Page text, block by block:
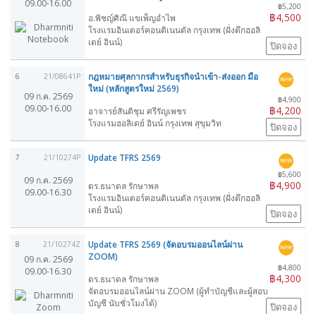
09.00-16.00
฿5,200
฿4,500
อ.พิชญ์ศิณี แขเพ็ญอำไพ
โรงแรมอินเตอร์คอนติเนนตัล กรุงเทพ (ฝั่งตึกฮอลิ
เดย์ อินน์)
ปิดจอง
6 21/08641P
09 ก.ค. 2569
09.00-16.00
กฎหมายศุลกากรสำหรับธุรกิจนำเข้า-ส่งออก มือ
ใหม่ (หลักสูตรใหม่ 2569)
฿4,900
฿4,200
อาจารย์สันติชุม ศรีรัญเพชร
โรงแรมฮอลิเดย์ อินน์ กรุงเทพ สุขุมวิท
ปิดจอง
7 21/10274P
09 ก.ค. 2569
09.00-16.30
Update TFRS 2569
฿5,600
฿4,900
ดร.ธนาดล รักษาพล
โรงแรมอินเตอร์คอนติเนนตัล กรุงเทพ (ฝั่งตึกฮอลิ
เดย์ อินน์)
ปิดจอง
8 21/10274Z
09 ก.ค. 2569
09.00-16.30
Update TFRS 2569 (จัดอบรมออนไลน์ผ่าน
ZOOM)
฿4,800
฿4,300
ดร.ธนาดล รักษาพล
จัดอบรมออนไลน์ผ่าน ZOOM (ผู้ทำบัญชีและผู้สอบ
บัญชี นับชั่วโมงได้)
ปิดจอง